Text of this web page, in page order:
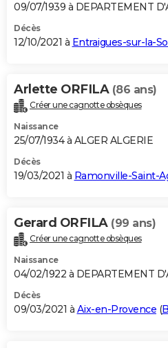
09/07/1939 à DEPARTEMENT
Décès
12/10/2021 à Entraigues-sur-la-
Arlette ORFILA (86 ans)
Créer une cagnotte obsèques
Naissance
25/07/1934 à ALGER ALGERIE
Décès
19/03/2021 à Ramonville-Saint-
Gerard ORFILA (99 ans)
Créer une cagnotte obsèques
Naissance
04/02/1922 à DEPARTEMENT
Décès
09/03/2021 à Aix-en-Provence (